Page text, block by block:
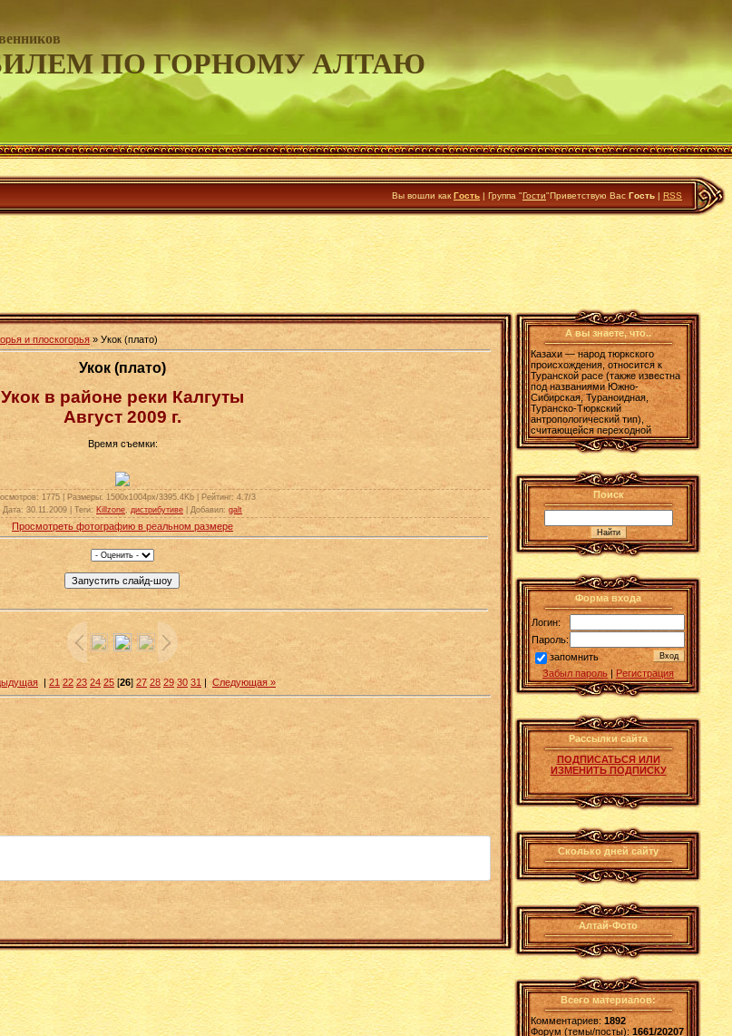
ПО ГОРНОМУ АЛТАЮ
Вы вошли как Гость | Группа "Гости"Приветствую Вас Гость | RSS
и плоскогорья » Укок (плато)
Укок (плато)
Укок в районе реки Калгуты
Август 2009 г.
Время съемки:
: 1775 | Размеры: 1500x1004px/3395.4Kb | Рейтинг: 4.7/3
Дата: 30.11.2009 | Теги: Killzone дистрибутиве Добавил: galt
Просмотреть фотографию в реальном размере
| 21 22 23 24 25 [26] 27 28 29 30 31 | Следующая »
А вы знаете, что..
Казахи — народ тюркского
происхождения, относится к
Туранской расе (также известна
под названиями Южно-
Сибирская, Тураноидная,
Туранско-Тюркский
антропологический тип),
считающейся переходной
Поиск
Форма входа
Логин:
Пароль:
запомнить
Забыл пароль | Регистрация
Рассылки сайта
ПОДПИСАТЬСЯ ИЛИ
ИЗМЕНИТЬ ПОДПИСКУ
Сколько дней сайту
Алтай-Фото
Всего материалов:
Комментариев: 1892
Форум (темы/посты):1661/20207